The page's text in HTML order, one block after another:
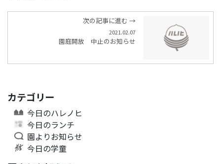
次の記事に進む →
2021.02.07
園庭開放 中止のお知らせ
カテゴリー
今日のハレノヒ
今日のランチ
園よりお知らせ
今日の学童